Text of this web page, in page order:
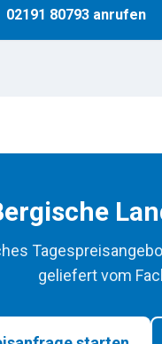
02191 80793 anrufen
geliefert vom